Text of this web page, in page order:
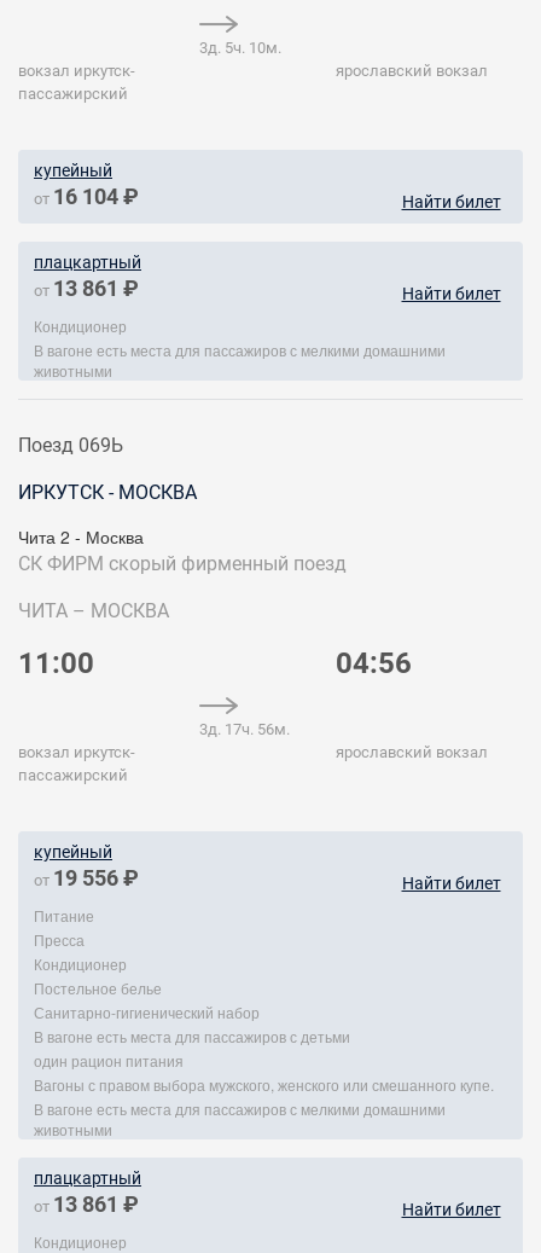
вокзал иркутск-
пассажирский
3д. 5ч. 10м.
ярославский вокзал
купейный
от 16 104 ₽ Найти билет
плацкартный
от 13 861 ₽ Найти билет
Кондиционер
В вагоне есть места для пассажиров с мелкими домашними
животными
Поезд 069Ь
ИРКУТСК - МОСКВА
Чита 2 - Москва
СК ФИРМ скорый фирменный поезд
ЧИТА – МОСКВА
11:00
вокзал иркутск-
пассажирский
3д. 17ч. 56м.
04:56
ярославский вокзал
купейный
от 19 556 ₽ Найти билет
Питание
Пресса
Кондиционер
Постельное белье
Санитарно-гигиенический набор
В вагоне есть места для пассажиров с детьми
один рацион питания
Вагоны с правом выбора мужского, женского или смешанного купе.
В вагоне есть места для пассажиров с мелкими домашними
животными
плацкартный
от 13 861 ₽ Найти билет
Кондиционер